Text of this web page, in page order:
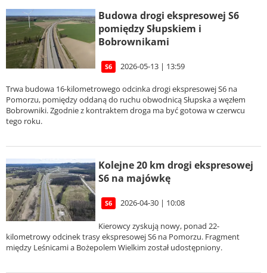
Budowa drogi ekspresowej S6
pomiędzy Słupskiem i
Bobrownikami
S6 2026-05-13 | 13:59
Trwa budowa 16-kilometrowego odcinka drogi ekspresowej S6 na
Pomorzu, pomiędzy oddaną do ruchu obwodnicą Słupska a węzłem
Bobrowniki. Zgodnie z kontraktem droga ma być gotowa w czerwcu
tego roku.
Kolejne 20 km drogi ekspresowej
S6 na majówkę
S6 2026-04-30 | 10:08
Kierowcy zyskują nowy, ponad 22-
kilometrowy odcinek trasy ekspresowej S6 na Pomorzu. Fragment
między Leśnicami a Bożepolem Wielkim został udostępniony.